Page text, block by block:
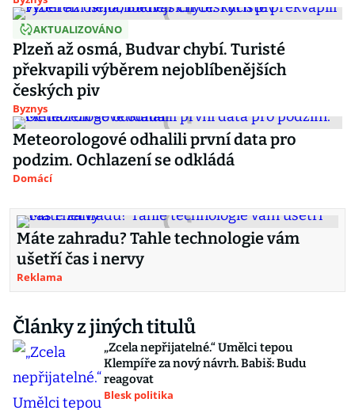
AKTUALIZOVÁNO
Plzeň až osmá, Budvar chybí. Turisté
překvapili výběrem nejoblíbenějších
českých piv
Byznys
Meteorologové odhalili první data pro
podzim. Ochlazení se odkládá
Domácí
Máte zahradu? Tahle technologie vám
ušetří čas i nervy
Reklama
Články z jiných titulů
„Zcela nepřijatelné.“ Umělci tepou
Klempíře za nový návrh. Babiš: Budu
reagovat
Blesk politika